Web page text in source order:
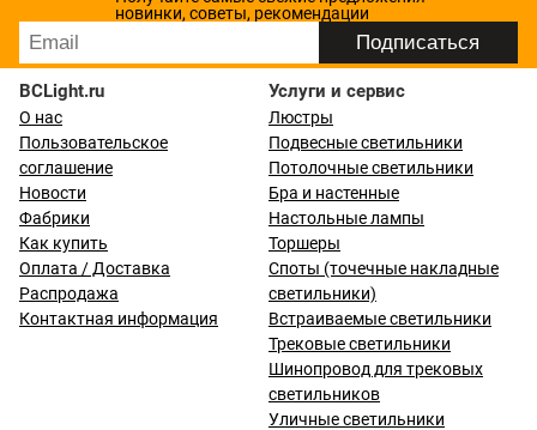
новинки, советы, рекомендации
BCLight.ru
О нас
Пользовательское
соглашение
Новости
Фабрики
Как купить
Оплата / Доставка
Распродажа
Контактная информация
Услуги и сервис
Люстры
Подвесные светильники
Потолочные светильники
Бра и настенные
Настольные лампы
Торшеры
Споты (точечные накладные
светильники)
Встраиваемые светильники
Трековые светильники
Шинопровод для трековых
светильников
Уличные светильники